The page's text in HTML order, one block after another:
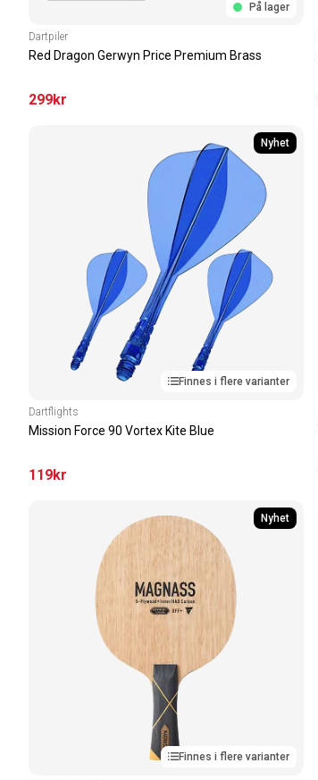
På lager
Dartpiler
Red Dragon Gerwyn Price Premium Brass
299kr
Nyhet
Finnes i flere varianter
Dartflights
Mission Force 90 Vortex Kite Blue
119kr
Nyhet
Finnes i flere varianter